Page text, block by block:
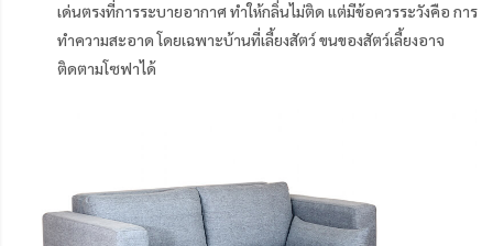
เด่นตรงที่การระบายอากาศ ทำให้กลิ่นไม่ติด แต่มีข้อควรระวังคือ การ
ทำความสะอาด โดยเฉพาะบ้านที่เลี้ยงสัตว์ ขนของสัตว์เลี้ยงอาจ
ติดตามโซฟาได้